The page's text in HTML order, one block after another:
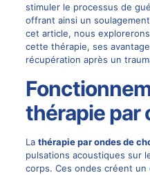
stimuler le processus de
offrant ainsi un
cet article, nous
cette thérapie, ses
récupération après un
thérapie par
La thérapie par ondes de
pulsations acoustiques sur
corps. Ces ondes créent